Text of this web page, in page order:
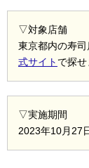
▽対象店舗
東京都内の寿
式サイト で探せ
▽実施期間
2023年10月27